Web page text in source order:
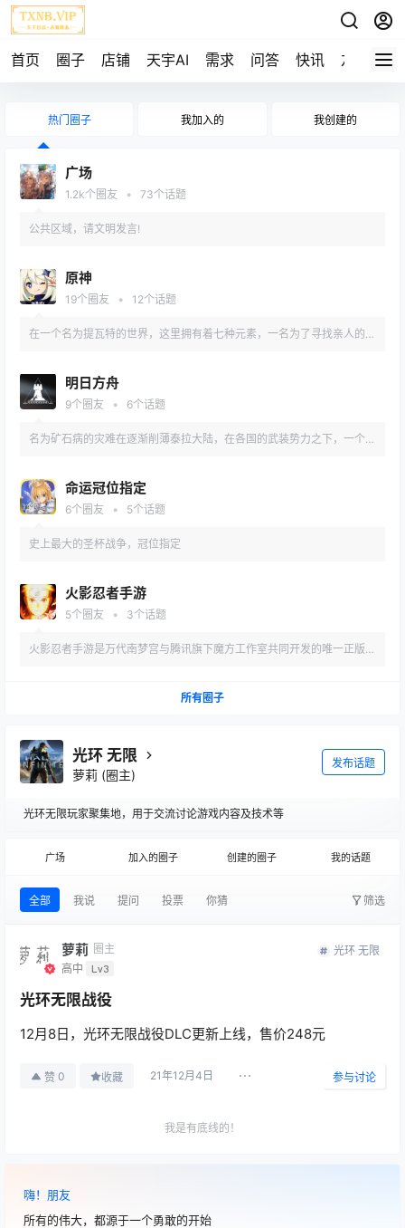
首页 圈子 店铺 天宇AI 需求 问答 快讯 友链
热门圈子 我加入的 我创建的
广场
1.2k个圈友 • 73个话题
公共区域，请文明发言!
原神
19个圈友 • 12个话题
在一个名为提瓦特的世界，这里拥有着七种元素，一名为了寻找亲人的旅
明日方舟
9个圈友 • 6个话题
名为矿石病的灾难在逐渐削薄泰拉大陆，在各国的武装势力之下，一个名
命运冠位指定
6个圈友 • 5个话题
史上最大的圣杯战争，冠位指定
火影忍者手游
5个圈友 • 3个话题
火影忍者手游是万代南梦宫与腾讯旗下魔方工作室共同开发的唯一正版火
所有圈子
光环 无限
萝莉 (圈主)
发布话题
光环无限玩家聚集地，用于交流讨论游戏内容及技术等
广场 加入的圈子 创建的圈子 我的话题
全部 我说 提问 投票 你猜 筛选
萝莉 圈主
高中
Lv3
光环 无限
光环无限战役
12月8日，光环无限战役DLC更新上线，售价248元
赞 0 收藏 21年12月4日 参与讨论
我是有底线的！
嫖？剽窃！
嗨！朋友
所有的伟大，都源于一个勇敢的开始